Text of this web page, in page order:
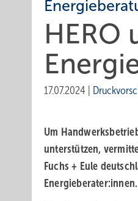
HERO
17.07.2024
Um
unterstützen,
Fuchs + Eule
Energieberater:innen.